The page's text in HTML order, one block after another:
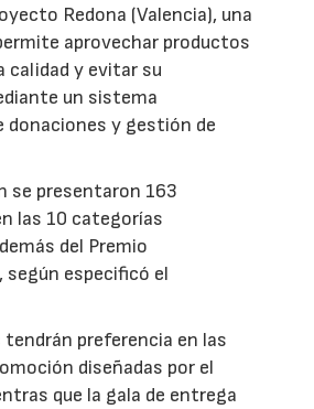
Redona (Valencia), una
aprovechar productos
calidad y evitar su
un sistema
donaciones y gestión de
se presentaron 163
las 10 categorías
del Premio
según especificó el
tendrán preferencia en las
diseñadas por el
que la gala de entrega